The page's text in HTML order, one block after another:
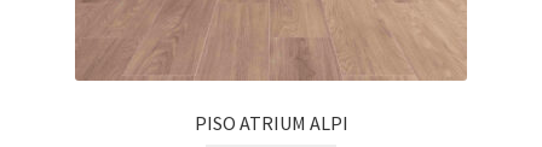
PISO ATRIUM ALPI